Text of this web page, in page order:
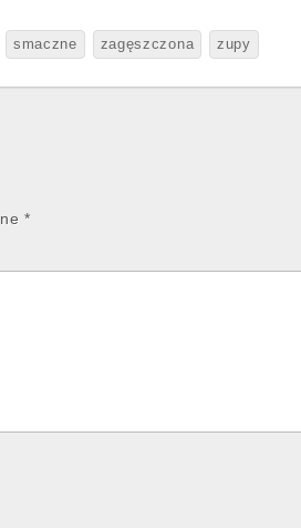
smaczne zagęszczona zupy
*